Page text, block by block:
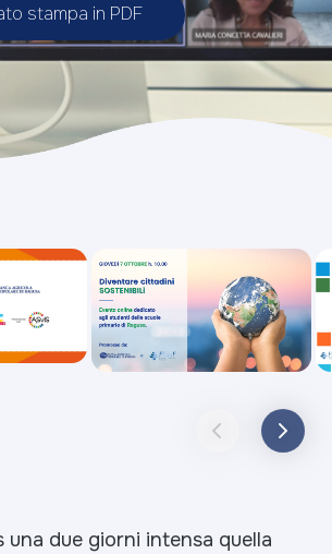
stampa in PDF
una due giorni intensa quella